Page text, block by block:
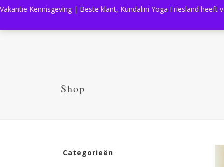
Shop
Categorieën
Vakantie Kennisgeving | Beste klant, Kundalini Yoga Friesland